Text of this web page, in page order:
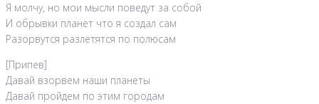
Я молчу, но мои мысли поведут за собой
И обрывки планет что я создал сам
Разорвутся разлетятся по полюсам
[Припев]
Давай взорвем наши планеты
Давай пройдем по этим городам